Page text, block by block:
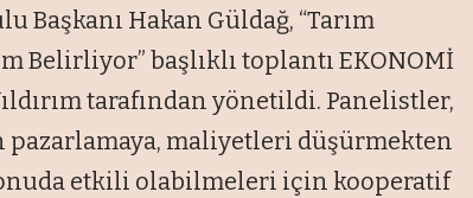
Başkanı Hakan Güldağ, “Tarım
Belirliyor” başlıklı toplantı EKONOMİ
tarafından yönetildi. Panelistler,
maliyetleri düşürmekten
etkili olabilmeleri için kooperatif